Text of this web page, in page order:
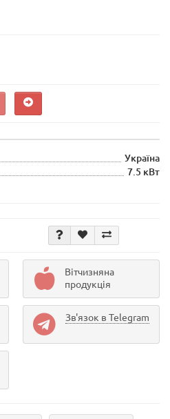
Україна
7.5 кВт
Вітчизняна
продукція
Зв'язок в Telegram